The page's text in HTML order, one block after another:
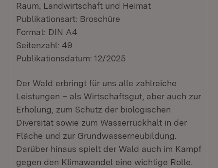
Raum, Landwirtschaft und Heimat
Publikationsart: Broschüre
Format: DIN A4
Seitenzahl: 49
Publikationsdatum: 12/2025
Der Wald erbringt für uns alle zahlreiche
Leistungen – als Wirtschaftsgut, aber auch zur
Erholung, zum Schutz der biologischen
Diversität sowie zum Wasserrückhalt in der
Fläche und zur Grundwasserneubildung.
Darüber hinaus spielt der Wald auch im Kampf
gegen den Klimawandel eine wichtige Rolle.